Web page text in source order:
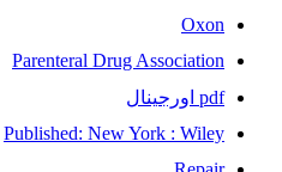
Oxon
Parenteral Drug Association
pdf اورجینال
Published: New York : Wiley